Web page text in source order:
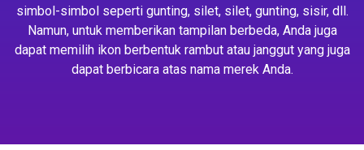
simbol-simbol seperti gunting, silet, silet, gunting, sisir, dll.
Namun, untuk memberikan tampilan berbeda, Anda juga
dapat memilih ikon berbentuk rambut atau janggut yang juga
dapat berbicara atas nama merek Anda.